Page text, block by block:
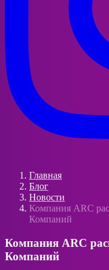
Главная
Блог
Новости
Компания ARC
Компаний
Компания ARC
Компаний